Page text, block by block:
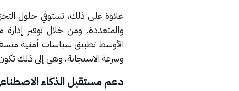
علاوة على ذلك، تستوفي حلول
والمتعددة. ومن خلال توفير
الأوسط تطبيق سياسات أمنية متسقة
وسرعة الاستجابة، وهي إلى ذلك
دعم مستقبل الذكاء